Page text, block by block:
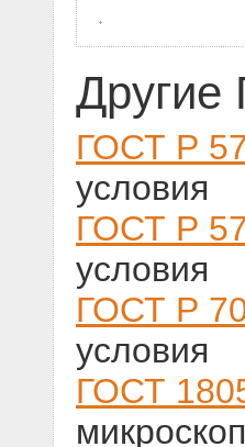
ГОСТ Р
условия
ГОСТ Р
условия
ГОСТ Р
условия
ГОСТ